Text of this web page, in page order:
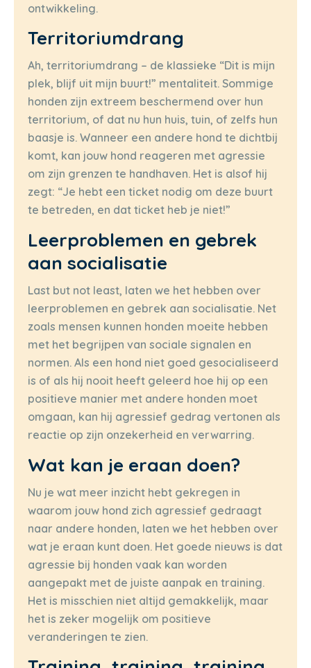
ontwikkeling.
Territoriumdrang
Ah, territoriumdrang – de klassieke “Dit is mijn
plek, blijf uit mijn buurt!” mentaliteit. Sommige
honden zijn extreem beschermend over hun
territorium, of dat nu hun huis, tuin, of zelfs hun
baasje is. Wanneer een andere hond te dichtbij
komt, kan jouw hond reageren met agressie
om zijn grenzen te handhaven. Het is alsof hij
zegt: “Je hebt een ticket nodig om deze buurt
te betreden, en dat ticket heb je niet!”
Leerproblemen en gebrek
aan socialisatie
Last but not least, laten we het hebben over
leerproblemen en gebrek aan socialisatie. Net
zoals mensen kunnen honden moeite hebben
met het begrijpen van sociale signalen en
normen. Als een hond niet goed gesocialiseerd
is of als hij nooit heeft geleerd hoe hij op een
positieve manier met andere honden moet
omgaan, kan hij agressief gedrag vertonen als
reactie op zijn onzekerheid en verwarring.
Wat kan je eraan doen?
Nu je wat meer inzicht hebt gekregen in
waarom jouw hond zich agressief gedraagt
naar andere honden, laten we het hebben over
wat je eraan kunt doen. Het goede nieuws is dat
agressie bij honden vaak kan worden
aangepakt met de juiste aanpak en training.
Het is misschien niet altijd gemakkelijk, maar
het is zeker mogelijk om positieve
veranderingen te zien.